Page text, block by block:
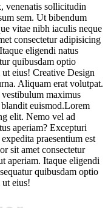
venenatis sollicitudin
sem. Ut bibendum
vitae nibh iaculis neque
consectetur adipisicing
eligendi natus
quibusdam optio
eius! Creative Design
Aliquam erat volutpat.
maximus
euismod.Lorem
elit. Nemo vel ad
aperiam? Excepturi
praesentium est
sit amet consectetur
aperiam. Itaque eligendi
quibusdam optio
ut eius!